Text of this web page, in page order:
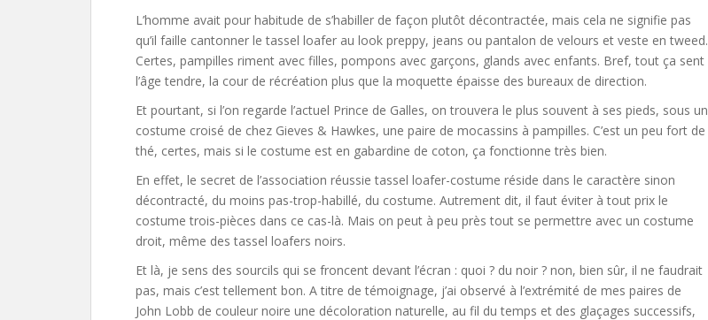
L’homme avait pour habitude de s’habiller de façon plutôt décontractée, mais cela ne signifie pas
qu’il faille cantonner le tassel loafer au look preppy, jeans ou pantalon de velours et veste en tweed.
Certes, pampilles riment avec filles, pompons avec garçons, glands avec enfants. Bref, tout ça sent
l’âge tendre, la cour de récréation plus que la moquette épaisse des bureaux de direction.
Et pourtant, si l’on regarde l’actuel Prince de Galles, on trouvera le plus souvent à ses pieds, sous un
costume croisé de chez Gieves & Hawkes, une paire de mocassins à pampilles. C’est un peu fort de
thé, certes, mais si le costume est en gabardine de coton, ça fonctionne très bien.
En effet, le secret de l’association réussie tassel loafer-costume réside dans le caractère sinon
décontracté, du moins pas-trop-habillé, du costume. Autrement dit, il faut éviter à tout prix le
costume trois-pièces dans ce cas-là. Mais on peut à peu près tout se permettre avec un costume
droit, même des tassel loafers noirs.
Et là, je sens des sourcils qui se froncent devant l’écran : quoi ? du noir ? non, bien sûr, il ne faudrait
pas, mais c’est tellement bon. A titre de témoignage, j’ai observé à l’extrémité de mes paires de
John Lobb de couleur noire une décoloration naturelle, au fil du temps et des glaçages successifs,